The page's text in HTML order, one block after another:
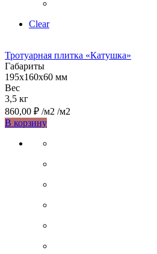
Clear
Тротуарная плитка «Катушка»
Габариты
195х160х60 мм
Вес
3,5 кг
860,00 ₽ /м2 /м2
В корзинуЭтот
имеет
вариаций.
можно
на